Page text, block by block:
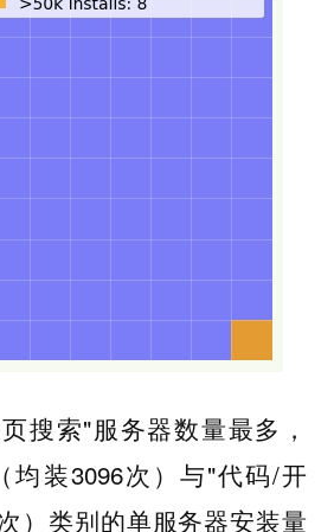
搜索"服务器数量最多，
均装3096次）与"代码/开
）类别的单服务器安装量